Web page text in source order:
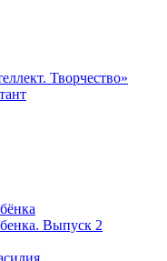
Творчество»
Выпуск 2